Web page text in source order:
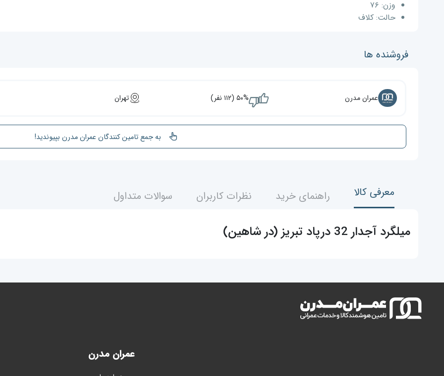
وزن: ۷۶
حالت: کلاف
فروشنده ها
عمران مدرن ۵۰% (۱۱۲ نفر) تهران
به جمع تامین کنندگان عمران مدرن بپیوندید!
معرفی کالا راهنمای خرید نظرات کاربران سوالات متداول
میلگرد آجدار 32 درپاد تبریز (در شاهین)
عمران مدرن